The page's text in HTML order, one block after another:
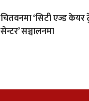
चितवनमा ‘सिटी एज्ड केयर
सेन्टर’ सञ्चालनमा